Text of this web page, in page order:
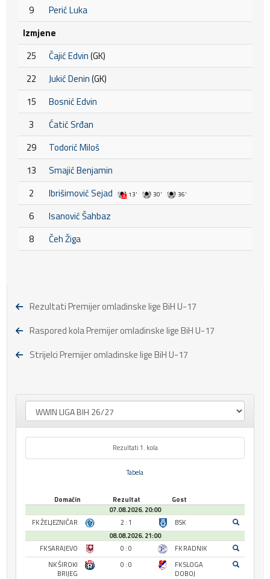
9
Perić Luka
Izmjene
25
Čajić Edvin(GK)
22
Jukić Denin(GK)
15
Bosnić Edvin
3
Ćatić Srđan
29
Todorić Miloš
13
Smajić Benjamin
2
Ibrišimović Sejad 13' 30' 36'
6
Isanović Šahbaz
8
Čeh Žiga
Rezultati Premijer omladinske lige BiH U-17
Raspored kola Premijer omladinske lige BiH U-17
Strijelci Premijer omladinske lige BiH U-17
Rezultati 1. kola
Tabela
Domaćin Rezultat
Gost
07.08.2026. 20:00
FK ŽELJEZNIČAR
2 : 1
BSK
08.08.2026. 21:00
FK SARAJEVO
0 : 0
FK RADNIK
NK ŠIROKI
BRIJEG
0 : 0
FK SLOGA
DOBOJ